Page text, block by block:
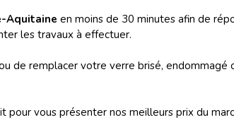
Aquitaine en moins de 30 minutes afin de
les travaux à effectuer.
remplacer votre verre brisé, endommagé
vous présenter nos meilleurs prix du